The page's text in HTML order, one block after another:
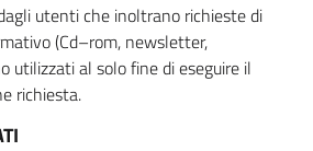
utenti che inoltrano richieste di
(Cd–rom, newsletter,
utilizzati al solo fine di eseguire il
richiesta.